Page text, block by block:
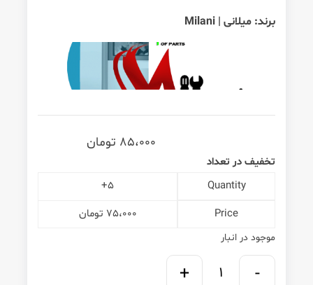
برند: میلانی | Milani
85،000 تومان
تخفیف در تعداد
Quantity
5+
Price
75،000 تومان
موجود در انبار